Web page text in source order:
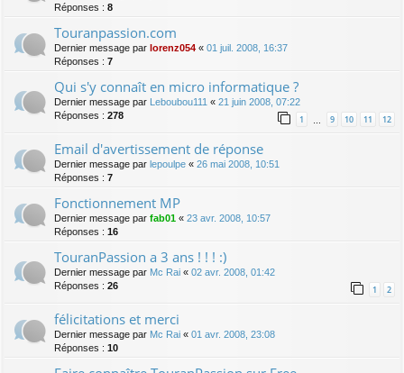
Réponses : 8
Touranpassion.com
Dernier message par lorenz054 « 01 juil. 2008, 16:37
Réponses : 7
Qui s'y connaît en micro informatique ?
Dernier message par Leboubou111 « 21 juin 2008, 07:22
Réponses : 278 1 9 10 11 12
Email d'avertissement de réponse
Dernier message par lepoulpe « 26 mai 2008, 10:51
Réponses : 7
Fonctionnement MP
Dernier message par fab01 « 23 avr. 2008, 10:57
Réponses : 16
TouranPassion a 3 ans ! ! ! :)
Dernier message par Mc Rai « 02 avr. 2008, 01:42
Réponses : 26 1 2
félicitations et merci
Dernier message par Mc Rai « 01 avr. 2008, 23:08
Réponses : 10